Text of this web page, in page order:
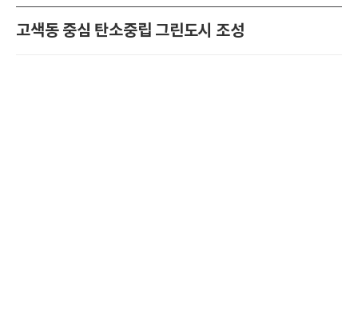
고색동 중심 탄소중립 그린도시 조성